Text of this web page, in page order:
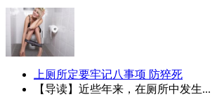
上厕所定要牢记八事项 防猝死
【导读】近些年来，在厕所中发生...